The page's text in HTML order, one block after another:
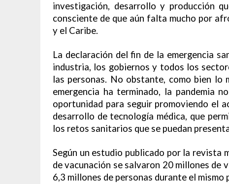
investigación, desarrollo y producción
consciente de que aún falta mucho por
y el Caribe.
La declaración del fin de la emergencia
industria, los gobiernos y todos los
las personas. No obstante, como bien lo
emergencia ha terminado, la pandemia
oportunidad para seguir promoviendo el
desarrollo de tecnología médica, que
los retos sanitarios que se puedan
Según un estudio publicado por la revista
de vacunación se salvaron 20 millones
6,3 millones de personas durante el mismo